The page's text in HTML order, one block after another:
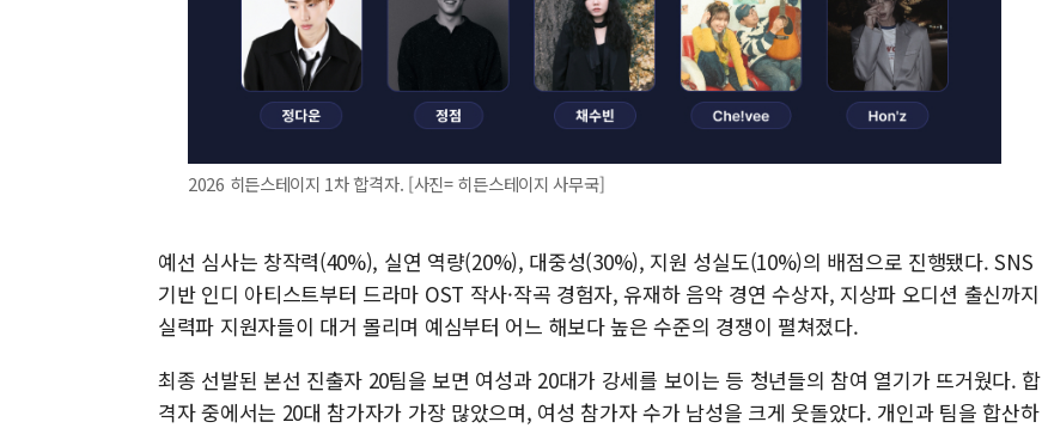
2026 히든스테이지 1차 합격자. [사진= 히든스테이지 사무국]
예선 심사는 창작력(40%), 실연 역량(20%), 대중성(30%), 지원 성실도(10%)의 배점으로 진행됐다. SNS
기반 인디 아티스트부터 드라마 OST 작사·작곡 경험자, 유재하 음악 경연 수상자, 지상파 오디션 출신까지
실력파 지원자들이 대거 몰리며 예심부터 어느 해보다 높은 수준의 경쟁이 펼쳐졌다.
최종 선발된 본선 진출자 20팀을 보면 여성과 20대가 강세를 보이는 등 청년들의 참여 열기가 뜨거웠다. 합
격자 중에서는 20대 참가자가 가장 많았으며, 여성 참가자 수가 남성을 크게 웃돌았다. 개인과 팀을 합산하